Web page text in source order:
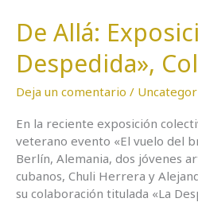
De Allá:
Despedida»,
Deja un comentario /
En la reciente exposición
veterano evento «El vuelo del
Berlín, Alemania, dos jóvenes
cubanos, Chuli Herrera y
su colaboración titulada «La